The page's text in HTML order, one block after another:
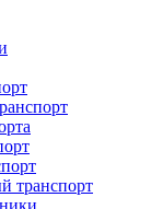
транспорт